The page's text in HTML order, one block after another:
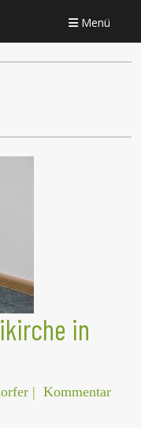
Menü
in
| Kommentar